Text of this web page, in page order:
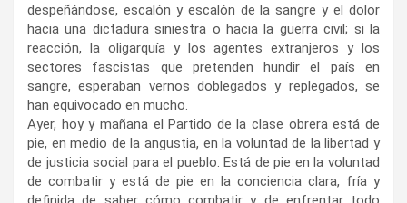
despeñándose, escalón y escalón de la sangre y el dolor
hacia una dictadura siniestra o hacia la guerra civil; si la
reacción, la oligarquía y los agentes extranjeros y los
sectores fascistas que pretenden hundir el país en
sangre, esperaban vernos doblegados y replegados, se
han equivocado en mucho.
Ayer, hoy y mañana el Partido de la clase obrera está de
pie, en medio de la angustia, en la voluntad de la libertad y
de justicia social para el pueblo. Está de pie en la voluntad
de combatir y está de pie en la conciencia clara, fría y